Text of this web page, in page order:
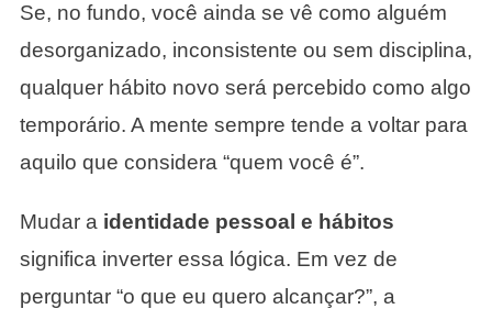
Se, no fundo, você ainda se vê como alguém
desorganizado, inconsistente ou sem disciplina,
qualquer hábito novo será percebido como algo
temporário. A mente sempre tende a voltar para
aquilo que considera “quem você é”.
Mudar a identidade pessoal e hábitos
significa inverter essa lógica. Em vez de
perguntar “o que eu quero alcançar?”, a